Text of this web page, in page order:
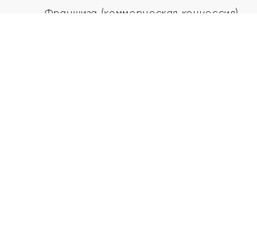
Франшиза (коммерческая концессия)